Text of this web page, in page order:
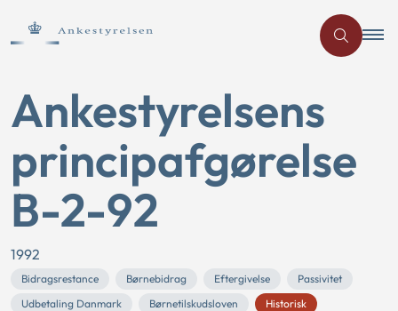
Ankestyrelsens
principafgørelse
B-2-92
1992
Bidragsrestance Børnebidrag Eftergivelse
Passivitet
Udbetaling Danmark
Børnetilskudsloven Historisk